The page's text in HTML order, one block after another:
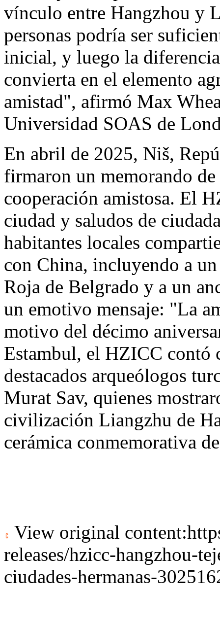
vínculo entre Hangzhou y
personas podría ser
inicial, y luego la
convierta en el elemento
amistad", afirmó Max
Universidad SOAS de
En abril de 2025, Niš,
firmaron un memorando
cooperación amistosa. El
ciudad y saludos de
habitantes locales
con China, incluyendo a
Roja de Belgrado y a un
un emotivo mensaje: "La
motivo del décimo
Estambul, el HZICC contó
destacados arqueólogos
Murat Sav, quienes
civilización Liangzhu de
cerámica conmemorativa
View original content:
releases/hzicc-hangzhou-
ciudades-hermanas-